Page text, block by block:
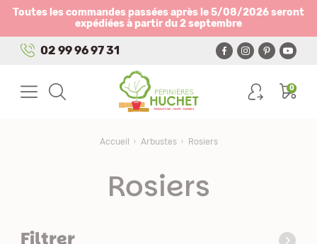
Toutes les commandes passées après le 5/08/2026 seront
expédiées à partir du 2 septembre
02 99 96 97 31
0
Accueil Arbustes Rosiers
Rosiers
Filtrer
Panneau de gestion des cookies